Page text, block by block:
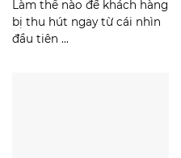
​Làm thế nào để khách hàng
bị thu hút ngay từ cái nhìn
đầu tiên ...